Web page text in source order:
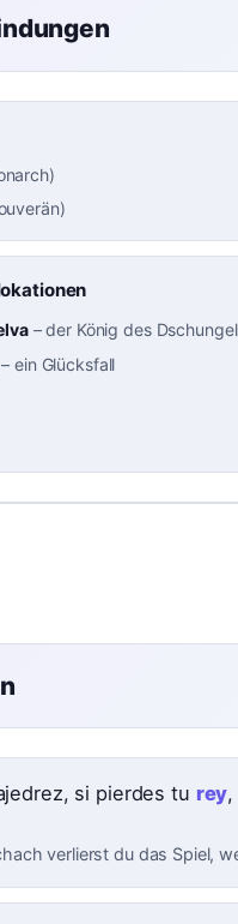
)
)
–der König des
ein Glücksfall
si pierdes tu rey,
verlierst du das Spiel,